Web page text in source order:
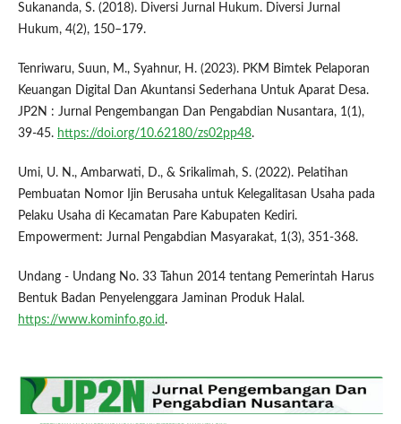
Sukananda, S. (2018). Diversi Jurnal Hukum. Diversi Jurnal
Hukum, 4(2), 150–179.
Tenriwaru, Suun, M., Syahnur, H. (2023). PKM Bimtek Pelaporan
Keuangan Digital Dan Akuntansi Sederhana Untuk Aparat Desa.
JP2N : Jurnal Pengembangan Dan Pengabdian Nusantara, 1(1),
39-45. https://doi.org/10.62180/zs02pp48.
Umi, U. N., Ambarwati, D., & Srikalimah, S. (2022). Pelatihan
Pembuatan Nomor Ijin Berusaha untuk Kelegalitasan Usaha pada
Pelaku Usaha di Kecamatan Pare Kabupaten Kediri.
Empowerment: Jurnal Pengabdian Masyarakat, 1(3), 351-368.
Undang - Undang No. 33 Tahun 2014 tentang Pemerintah Harus
Bentuk Badan Penyelenggara Jaminan Produk Halal.
https://www.kominfo.go.id .